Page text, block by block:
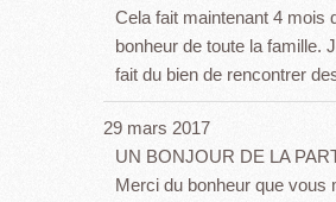
Cela fait maintenant 4 mois
bonheur de toute la famille.
fait du bien de rencontrer
29 mars 2017
UN BONJOUR DE LA
Merci du bonheur que vous